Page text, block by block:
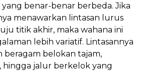
benar-benar berbeda. Jika
menawarkan lintasan lurus
titik akhir, maka wahana ini
lebih variatif. Lintasannya
beragam belokan tajam,
jalur berkelok yang